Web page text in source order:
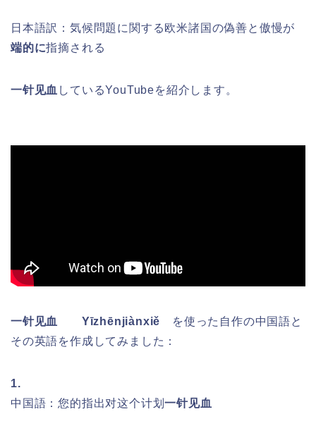
日本語訳： 気候問題に関する欧米諸国の偽善と傲慢が
端的に指摘される
一针见血 しているYouTubeを紹介します。
一针见血 Yīzhēnjiànxiě を使った 自作の中国語と
その英語を作成してみました ：
1.
中国語：您的指出对这个计划一针见血